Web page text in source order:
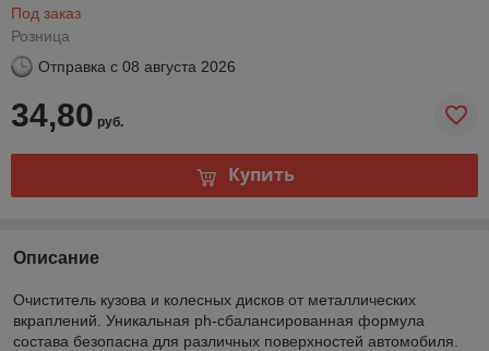
Под заказ
Розница
Отправка с 08 августа 2026
34,80 руб.
Купить
Описание
Очиститель кузова и колесных дисков от металлических
вкраплений. Уникальная ph-сбалансированная формула
состава безопасна для различных поверхностей автомобиля.